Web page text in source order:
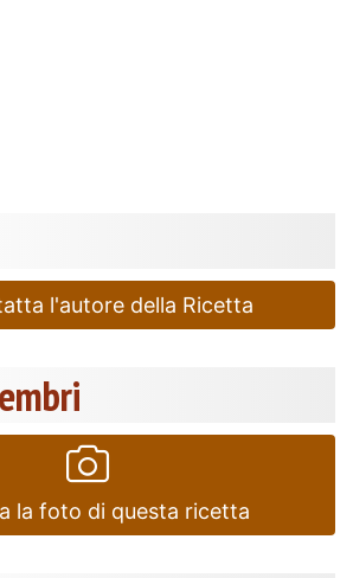
l'autore della Ricetta
la foto di questa ricetta